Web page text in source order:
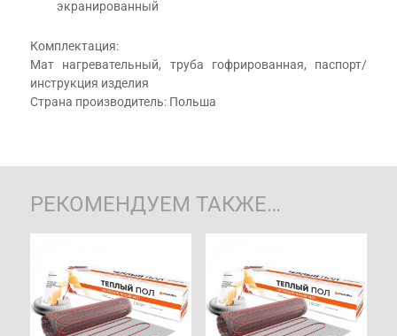
экранированный
Комплектация:
Мат нагревательный, труба гофрированная, паспорт/
инструкция изделия
Страна производитель: Польша
РЕКОМЕНДУЕМ ТАКЖЕ…